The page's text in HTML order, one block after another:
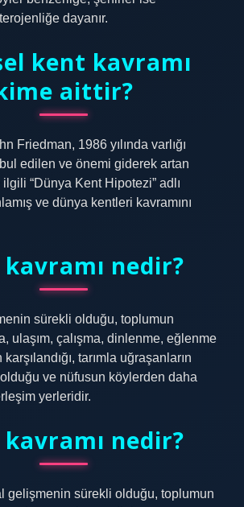
dayanır.
kent kavramı
aittir?
Friedman, 1986 yılında varlığı
edilen ve önemi giderek artan
“Dünya Kent Hipotezi” adlı
ve dünya kentleri kavramını
nedir?
sürekli olduğu, toplumun
ulaşım, çalışma, dinlenme, eğlenme
tarımla uğraşanların
olduğu ve nüfusun köylerden daha
yerleridir.
nedir?
gelişmenin sürekli olduğu, toplumun